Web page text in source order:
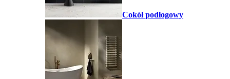
Cokół podłogowy